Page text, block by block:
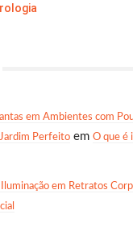
em Ambientes com
Perfeito em O que é
em Retratos